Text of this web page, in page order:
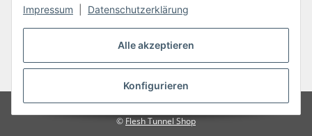
Alle akzeptieren
Konfigurieren
Impressum Datenschutzerklärung
* Alle Preise inkl. gesetzlicher USt., zzgl.
© Flesh Tunnel Shop